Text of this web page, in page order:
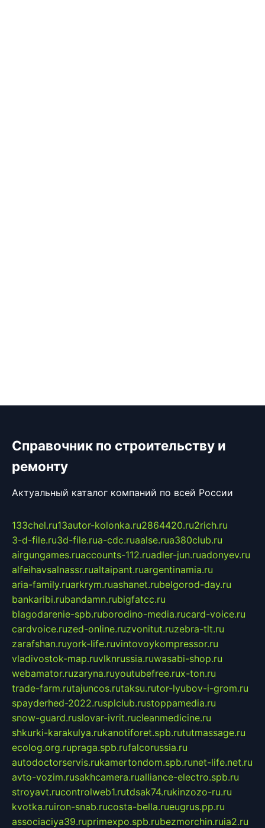
Справочник по строительству и
ремонту
Актуальный каталог компаний по всей России
133chel.ru13autor-kolonka.ru2864420.ru2rich.ru
3-d-file.ru3d-file.rua-cdc.ruaalse.rua380club.ru
airgungames.ruaccounts-112.ruadler-jun.ruadonyev.ru
alfeihavsalnassr.rualtaipant.ruargentinamia.ru
aria-family.ruarkrym.ruashanet.rubelgorod-day.ru
bankaribi.rubandamn.rubigfatcc.ru
blagodarenie-spb.ruborodino-media.rucard-voice.ru
cardvoice.ruzed-online.ruzvonitut.ruzebra-tlt.ru
zarafshan.ruyork-life.ruvintovoykompressor.ru
vladivostok-map.ruvlknrussia.ruwasabi-shop.ru
webamator.ruzaryna.ruyoutubefree.rux-ton.ru
trade-farm.rutajuncos.rutaksu.rutor-lyubov-i-grom.ru
spayderhed-2022.rusplclub.rustoppamedia.ru
snow-guard.ruslovar-ivrit.rucleanmedicine.ru
shkurki-karakulya.rukanotiforet.spb.rututmassage.ru
ecolog.org.rupraga.spb.rufalcorussia.ru
autodoctorservis.rukamertondom.spb.runet-life.net.ru
avto-vozim.rusakhcamera.rualliance-electro.spb.ru
stroyavt.rucontrolweb1.rutdsak74.rukinzozo-ru.ru
kvotka.ruiron-snab.rucosta-bella.rueugrus.pp.ru
associaciya39.ruprimexpo.spb.rubezmorchin.ruia2.ru